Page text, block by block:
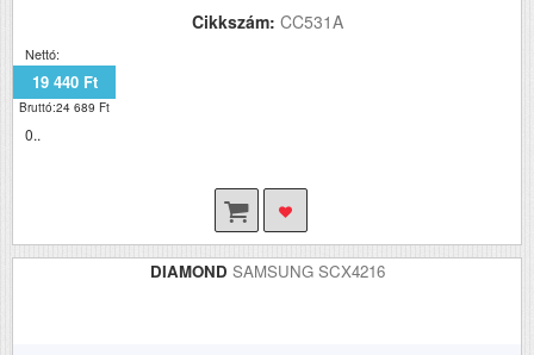
Cikkszám: CC531A
Nettó:
19 440 Ft
Bruttó:24 689 Ft
0..
DIAMOND SAMSUNG SCX4216